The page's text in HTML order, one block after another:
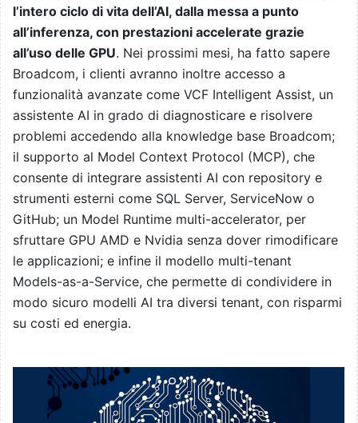
l’intero ciclo di vita dell’AI, dalla messa a punto
all’inferenza, con prestazioni accelerate grazie
all’uso delle GPU. Nei prossimi mesi, ha fatto sapere
Broadcom, i clienti avranno inoltre accesso a
funzionalità avanzate come VCF Intelligent Assist, un
assistente AI in grado di diagnosticare e risolvere
problemi accedendo alla knowledge base Broadcom;
il supporto al Model Context Protocol (MCP), che
consente di integrare assistenti AI con repository e
strumenti esterni come SQL Server, ServiceNow o
GitHub; un Model Runtime multi-accelerator, per
sfruttare GPU AMD e Nvidia senza dover rimodificare
le applicazioni; e infine il modello multi-tenant
Models-as-a-Service, che permette di condividere in
modo sicuro modelli AI tra diversi tenant, con risparmi
su costi ed energia.